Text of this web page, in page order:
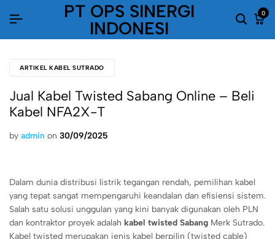
PT OPS SINERGI
INDONESI
0
ARTIKEL KABEL SUTRADO
Jual Kabel Twisted Sabang Online – Beli
Kabel NFA2X-T
by admin on 30/09/2025
Dalam dunia distribusi listrik tegangan rendah, pemilihan kabel
yang tepat sangat mempengaruhi keandalan dan efisiensi sistem.
Salah satu solusi unggulan yang kini banyak digunakan oleh PLN
dan kontraktor proyek adalah kabel twisted Sabang Merk Sutrado.
Kabel twisted merupakan jenis kabel berpilin (twisted cable)